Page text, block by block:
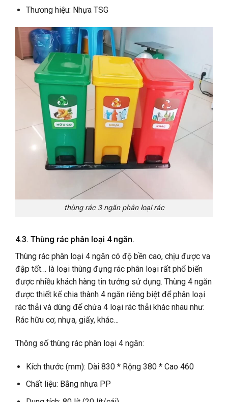
Thương hiệu: Nhựa TSG
thùng rác 3 ngăn phân loại rác
4.3. Thùng rác phân loại 4 ngăn.
Thùng rác phân loại 4 ngăn có độ bền cao, chịu được va
đập tốt… là loại thùng đựng rác phân loại rất phổ biến
được nhiều khách hàng tin tưởng sử dụng. Thùng 4 ngăn
được thiết kế chia thành 4 ngăn riêng biệt để phân loại
rác thải và dùng để chứa 4 loại rác thải khác nhau như:
Rác hữu cơ, nhựa, giấy, khác…
Thông số thùng rác phân loại 4 ngăn:
Kích thước (mm): Dài 830 * Rộng 380 * Cao 460
Chất liệu: Bằng nhựa PP